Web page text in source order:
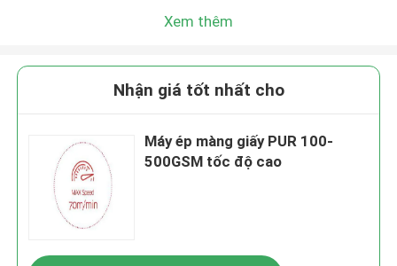
Xem thêm
Nhận giá tốt nhất cho
Máy ép màng giấy PUR 100-
500GSM tốc độ cao